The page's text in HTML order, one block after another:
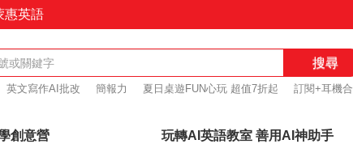
惠英語
搜尋
英文寫作AI批改 簡報力 夏日桌遊FUN心玩 超值7折起
訂閱+耳機合
創意營 玩轉AI英語教室 善用AI神助手